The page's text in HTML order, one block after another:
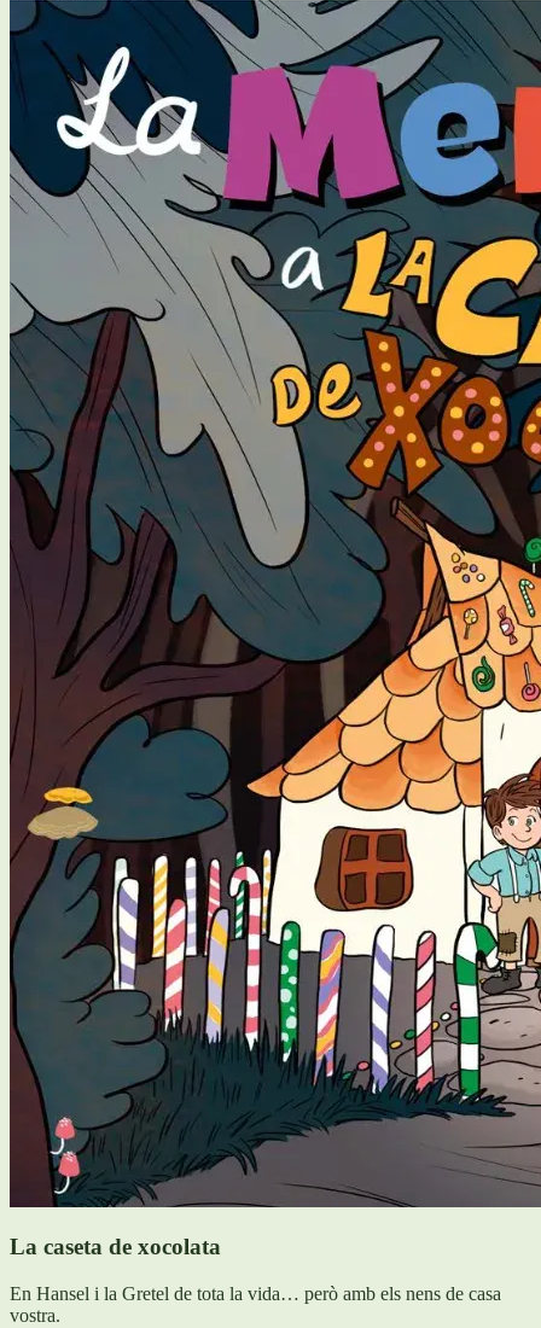
La caseta de xocolata
En Hansel i la Gretel de tota la vida… però amb els nens de casa
vostra.